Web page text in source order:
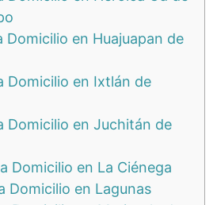
Domicilio en Huajuapan de
Domicilio en Ixtlán de
Domicilio en Juchitán de
Domicilio en La Ciénega
Domicilio en Lagunas